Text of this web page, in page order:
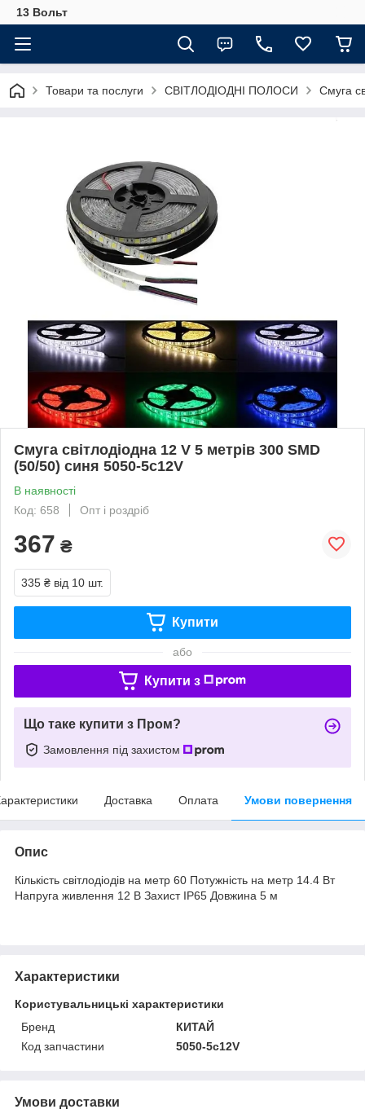
13 Вольт
Товари та послуги СВІТЛОДІОДНІ ПОЛОСИ Смуга
Смуга світлодіодна 12 V 5 метрів 300 SMD
(50/50) синя 5050-5с12V
В наявності
Код: 658
Опт і роздріб
367 ₴
335 ₴ від 10 шт.
Купити
або
Купити з
Що таке купити з Пром?
Замовлення під захистом
Доставка Оплата Умови повернення
Опис
Кількість світлодіодів на метр 60 Потужність на метр 14.4 Вт
Напруга живлення 12 В Захист IP65 Довжина 5 м
Характеристики
Користувальницькі характеристики
Бренд
КИТАЙ
Код запчастини
5050-5с12V
Умови доставки